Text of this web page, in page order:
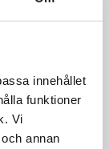
innehållet
funktioner
Vi
annan
för nivågivarna.
det luktar,
luktfri.